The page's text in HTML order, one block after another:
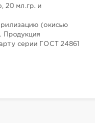
20 мл.гр. и
(окисью
Продукция
серии ГОСТ 24861